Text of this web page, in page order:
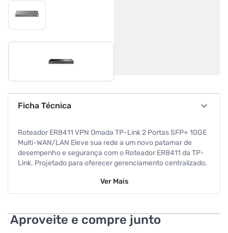
Ficha Técnica
Roteador ER8411 VPN Omada TP-Link 2 Portas SFP+ 10GE
Multi-WAN/LAN Eleve sua rede a um novo patamar de
desempenho e segurança com o Roteador ER8411 da TP-
Link. Projetado para oferecer gerenciamento centralizado,
ER8411 é a solução ideal para empresas que buscam
qualquer hora. Controle total na palma da sua mão,
garantindo que sua rede esteja sempre otimizada e segura,
Ver Mais
Aproveite e compre junto